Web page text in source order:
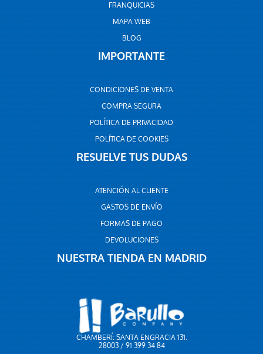
FRANQUICIAS
MAPA WEB
BLOG
IMPORTANTE
CONDICIONES DE VENTA
COMPRA SEGURA
POLÍTICA DE PRIVACIDAD
POLÍTICA DE COOKIES
RESUELVE TUS DUDAS
ATENCIÓN AL CLIENTE
GASTOS DE ENVÍO
FORMAS DE PAGO
DEVOLUCIONES
NUESTRA TIENDA EN MADRID
CHAMBERÍ: SANTA ENGRACIA 131.
28003 / 91 399 34 84